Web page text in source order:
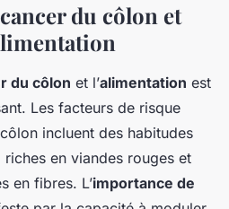
du côlon et
du côlon et l’alimentation est
Les facteurs de risque
incluent des habitudes
en viandes rouges et
en fibres. L’importance de